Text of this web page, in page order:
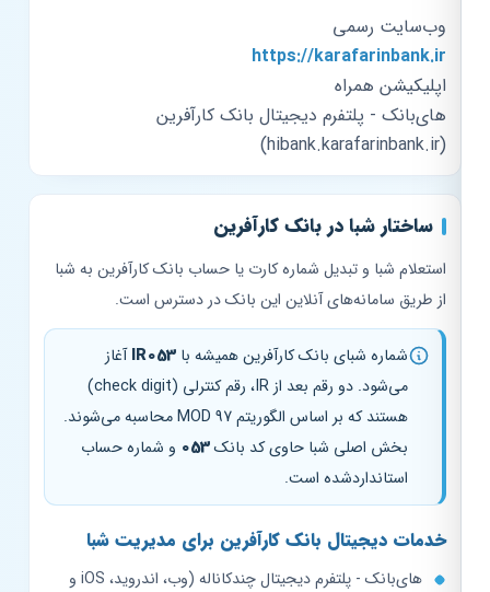
وب‌سایت رسمی
https://karafarinbank.ir
اپلیکیشن همراه
های‌بانک - پلتفرم دیجیتال بانک کارآفرین
ساختار شبا در بانک کارآفرین
استعلام شبا و تبدیل شماره کارت یا حساب بانک کارآفرین به شبا
از طریق سامانه‌های آنلاین این بانک در دسترس است.
شماره شبای بانک کارآفرین همیشه باIR053آغاز
می‌شود. دو رقم بعد از IR، رقم کنترلی (check digit)
هستند که بر اساس الگوریتم MOD 97 محاسبه می‌شوند.
بخش اصلی شبا حاوی کد بانک053و شماره حساب
استانداردشده است.
خدمات دیجیتال بانک کارآفرین برای مدیریت شبا
های‌بانک - پلتفرم دیجیتال چندکاناله (وب، اندروید، iOS و